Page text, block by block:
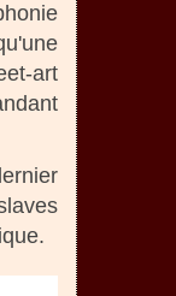
art